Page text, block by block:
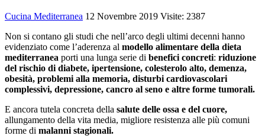
Cucina Mediterranea 12 Novembre 2019 Visite: 2387
Non si contano gli studi che nell’arco degli ultimi decenni hanno
evidenziato come l’aderenza al modello alimentare della dieta
mediterranea porti una lunga serie di benefici concreti: riduzione
del rischio di diabete, ipertensione, colesterolo alto, demenza,
obesità, problemi alla memoria, disturbi cardiovascolari
complessivi, depressione, cancro al seno e altre forme tumorali.
E ancora tutela concreta della salute delle ossa e del cuore,
allungamento della vita media, migliore resistenza alle più comuni
forme di malanni stagionali.